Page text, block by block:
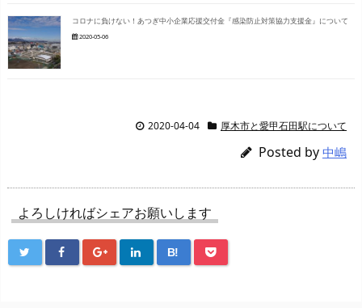
コロナに負けない！あつぎ中小企業応援交付金『感染防止対策協力支援金』について
2020-05-06
2020-04-04 厚木市と愛甲石田駅について
Posted by 中嶋
よろしければシェアお願いします
B!